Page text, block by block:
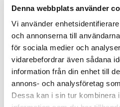
Denna webbplats använder
Vi använder
och annonserna till
för sociala medier och
vidarebefordrar även sådana
information från din enhet till
annons- och analysföretag
Dessa kan i sin tur kombinera